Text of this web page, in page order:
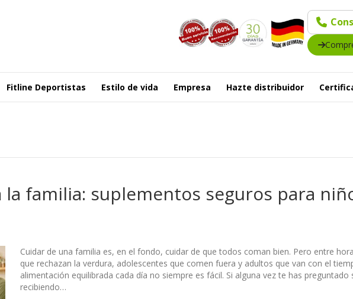
Fitline Deportistas Estilo de vida Empresa Hazte distribuidor
familia: suplementos seguros para
Cuidar de una familia es, en el fondo, cuidar de que todos coman bien. Pero entre
que rechazan la verdura, adolescentes que comen fuera y adultos que van con el
alimentación equilibrada cada día no siempre es fácil. Si alguna vez te has preguntado
recibiendo…